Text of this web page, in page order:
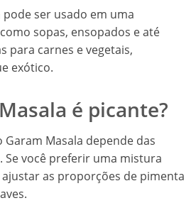
pode ser usado em uma
sopas, ensopados e até
para carnes e vegetais,
exótico.
é picante?
Garam Masala depende das
Se você preferir uma mistura
as proporções de pimenta